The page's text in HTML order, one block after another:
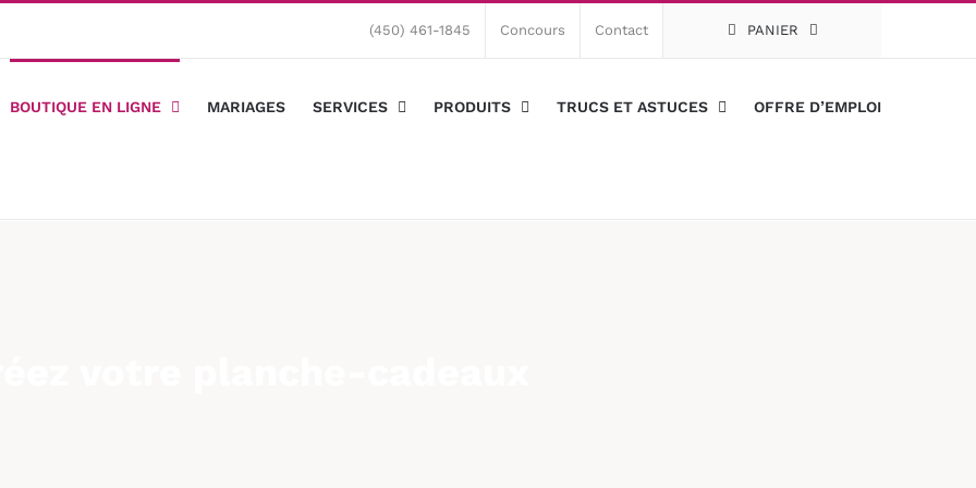
(450) 461-1845 Concours Contact PANIER
BOUTIQUE EN LIGNE MARIAGES SERVICES PRODUITS TRUCS ET ASTUCES OFFRE D’EMPLOI